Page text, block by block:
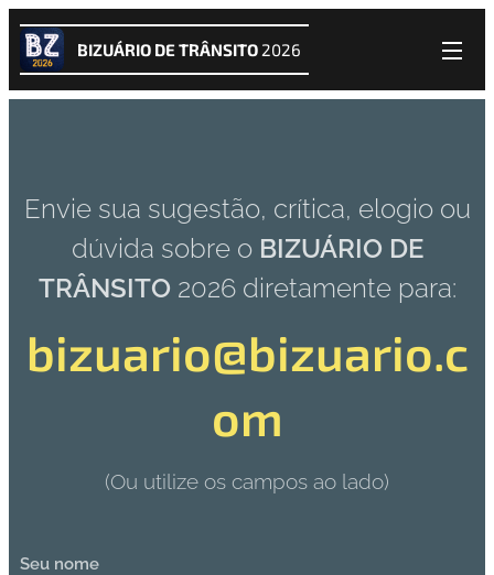
BIZUÁRIO DE TRÂNSITO 2026
Envie sua sugestão, crítica, elogio ou
dúvida sobre o BIZUÁRIO DE
TRÂNSITO 2026 diretamente para:
bizuario@bizuario.c
om
(Ou utilize os campos ao lado)
Seu nome